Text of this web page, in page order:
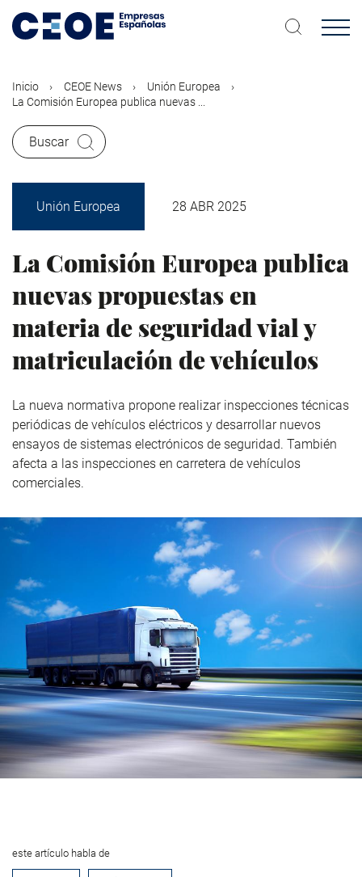
contenido
Inicio CEOE News
Unión Europea
La Comisión Europea publica nuevas ...
Buscar
Unión Europea 28 ABR 2025
La Comisión Europea publica
nuevas propuestas en
materia de seguridad vial y
matriculación de vehículos
La nueva normativa propone realizar inspecciones técnicas
periódicas de vehículos eléctricos y desarrollar nuevos
ensayos de sistemas electrónicos de seguridad. También
afecta a las inspecciones en carretera de vehículos
comerciales.
este artículo habla de